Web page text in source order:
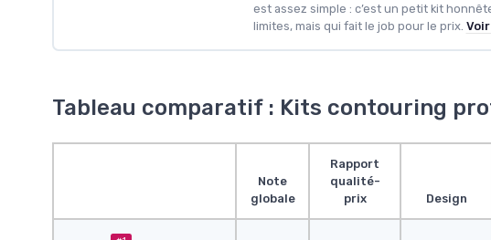
est assez simple : c’est un petit kit
limites, mais qui fait le job pour le prix.
Tableau comparatif : Kits contouring
Note
globale
Rapport
qualité-
prix
Design